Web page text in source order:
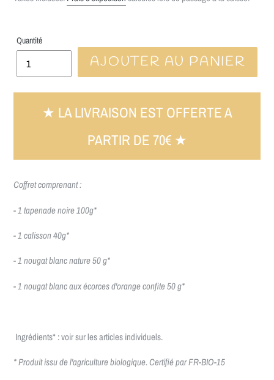
Quantité
AJOUTER AU PANIER
★ LA LIVRAISON EST OFFERTE A
PARTIR DE 70€ ★
Coffret comprenant :
- 1 tapenade noire 100g*
- 1 calisson 40g*
- 1 nougat blanc nature 50 g*
- 1 nougat blanc aux écorces d'orange confite 50g*
Ingrédients* : voir sur les articles individuels.
* Produit issu de l'agriculture biologique. Certifié par FR-BIO-15